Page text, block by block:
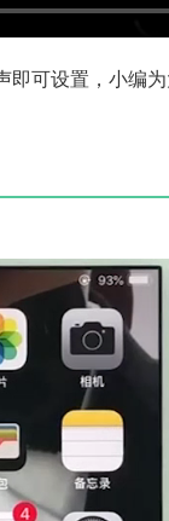
可设置，小编